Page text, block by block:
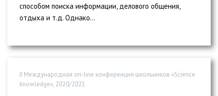
способом поиска информации, делового общения,
отдыха и т.д. Однако...
II Международная on-line конференция школьников «Science
knowledge», 2020/2021